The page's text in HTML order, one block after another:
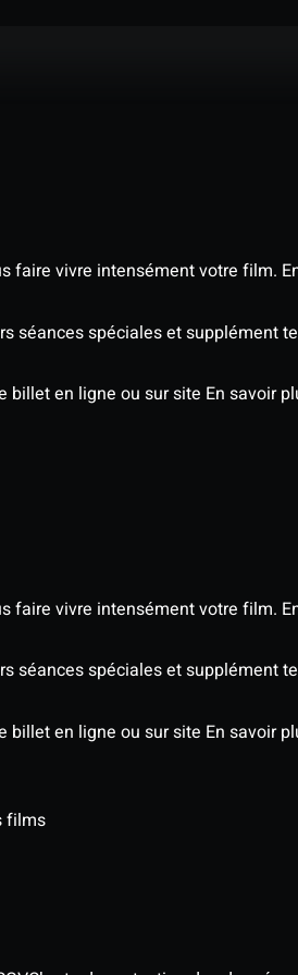
faire vivre intensément votre film.
séances spéciales et supplément
billet en ligne ou sur site En savoir
faire vivre intensément votre film.
séances spéciales et supplément
billet en ligne ou sur site En savoir
films